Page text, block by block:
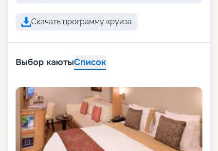
Скачать программу круиза
Выбор каютыСписок